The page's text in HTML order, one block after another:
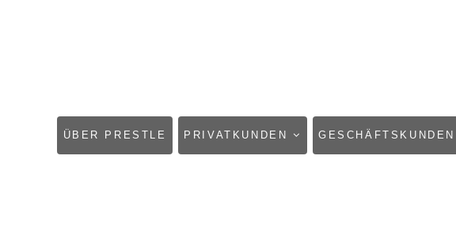
NAVIGATION
ÜBER PRESTLE PRIVATKUNDEN GESCHÄFTSKUNDEN